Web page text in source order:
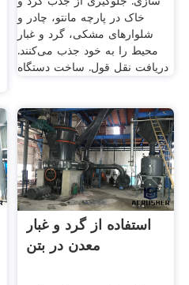
خاک در پارچه مانتو، چادر و
شلوارهای مشکی، گرد و غبار
محیط را به خود جذب می‌کنند.
دریافت نقل قول. ساخت دستگاه
استفاده از گرد و غبار
معدن در بتن